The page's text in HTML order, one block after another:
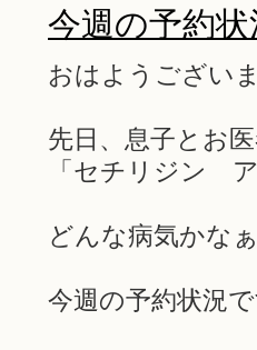
今週の予約
おはようござい
先日、息子とお
「セチリジン
どんな病気かな
今週の予約状況